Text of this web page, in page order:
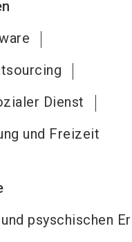
Dienst
und Freizeit
psyschischen